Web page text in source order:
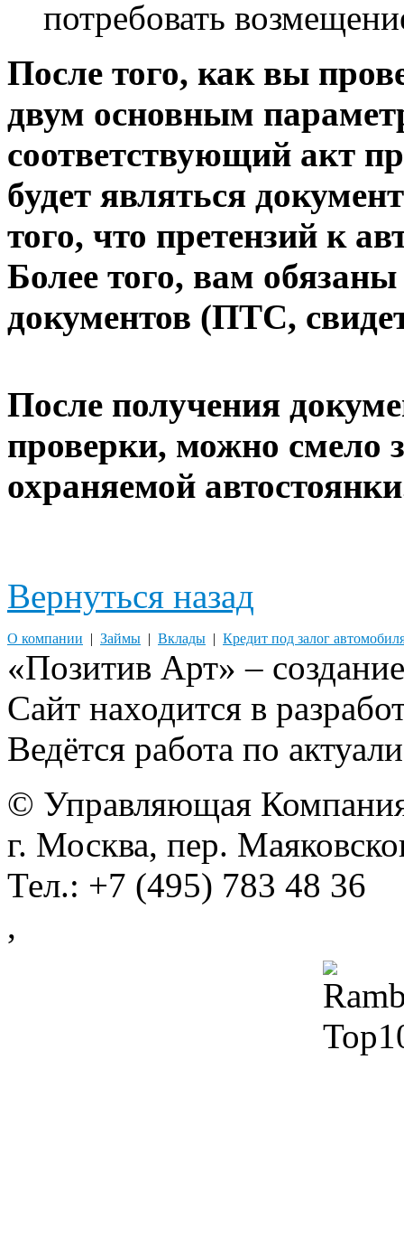
потребовать
После того, как вы
двум основным
соответствующий акт
будет являться
того, что претензий к
Более того, вам
документов (ПТС,
После получения
проверки, можно смело
охраняемой
Вернуться назад
О компании | Займы | Вклады | Кредит под залог
«Позитив Арт» –
Сайт находится в
Ведётся работа по
© Управляющая
г. Москва, пер.
Тел.: +7 (495) 783 48 36
,